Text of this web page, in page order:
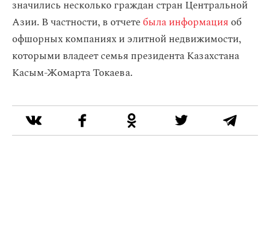
значились несколько граждан стран Центральной
Азии. В частности, в отчетебыла информация об
офшорных компаниях и элитной недвижимости,
которыми владеет семья президента Казахстана
Касым-Жомарта Токаева.